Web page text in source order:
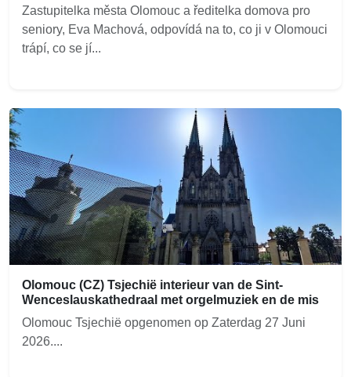
Zastupitelka města Olomouc a ředitelka domova pro
seniory, Eva Machová, odpovídá na to, co ji v Olomouci
trápí, co se jí...
Olomouc (CZ) Tsjechië interieur van de Sint-
Wenceslauskathedraal met orgelmuziek en de mis
Olomouc Tsjechië opgenomen op Zaterdag 27 Juni
2026....